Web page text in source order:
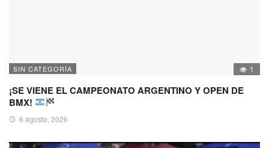
SIN CATEGORÍA 1
¡SE VIENE EL CAMPEONATO ARGENTINO Y OPEN DE
BMX!
6 agosto, 2026